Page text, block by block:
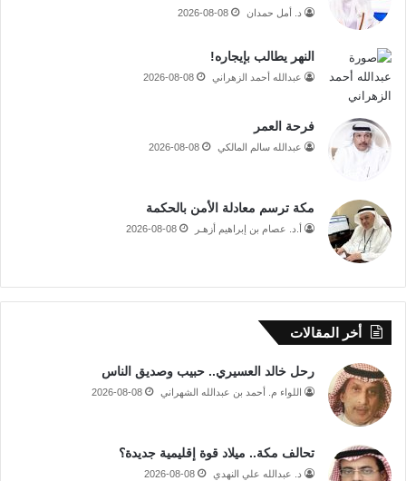
د. أمل حمدان 2026-08-08
النهر يطالب بإيجاره!
عبدالله أحمد الزهراني 2026-08-08
فرحة العمر
عبدالله سالم المالكي 2026-08-08
مكة ترسم معادلة الأمن بالحكمة
أ.د. عصام بن إبراهيم أزهـر 2026-08-08
أخر المقالات
رحل خالد العسيري.. حبيب وصديق الناس
اللواء م. أحمد بن عبدالله الشهراني 2026-08-08
تحالف مكة.. ميلاد قوة إقليمية جديدة؟
د. عبدالله علي النهدي 2026-08-08